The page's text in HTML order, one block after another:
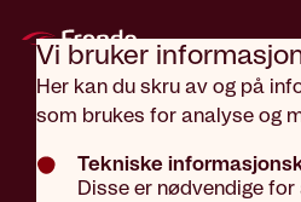
Vi bruker
Her kan du skru av og på
som brukes for analyse og
Tekniske
Disse er nødvendige
Gå til hovedinnhold
Aktuelt Aktuelt